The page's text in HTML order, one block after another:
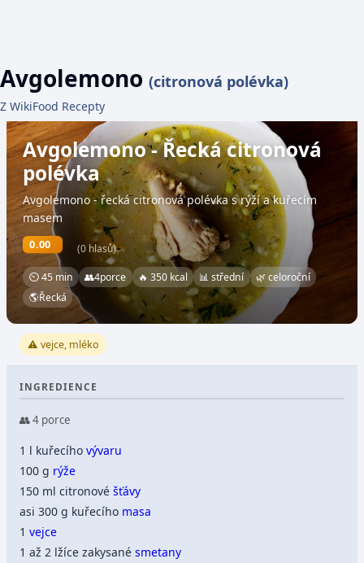
Avgolemono (citronová polévka)
Z WikiFood Recepty
Avgolemono - Řecká citronová
polévka
Avgolemono - řecká citronová polévka s rýží a kuřecím
masem
0.00 (0 hlasů)
⏲ 45 min 👥4porce 🔥 350 kcal 📊 střední
🌿 celoroční
🌎Řecká
⚠️ vejce, mléko
INGREDIENCE
👥 4 porce
1 l kuřecíhovývaru
100 g rýže
150 ml citronovéšťávy
asi 300 g kuřecího masa
1vejce
1 až 2 lžíce zakysanésmetany